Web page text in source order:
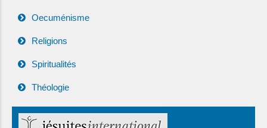
Oecuménisme
Religions
Spiritualités
Théologie